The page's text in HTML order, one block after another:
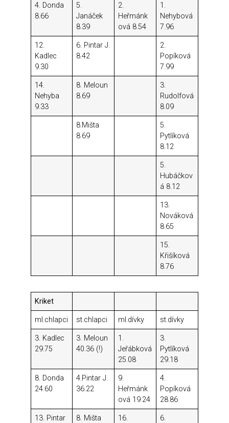
4. Donda
8.66
5.
Janáček
8.39
2.
Heřmánk
ová 8.54
1.
Nehybová
7.96
12.
Kadlec
9.30
6. Pintar J.
8.42
2.
Popíková
7.99
14.
Nehyba
9.33
8. Meloun
8.69
3.
Rudolfová
8.09
8.Mišta
8.69
5.
Pytlíková
8.12
5.
Hubáčkov
á 8.12
13.
Nováková
8.65
15.
Křišíková
8.76
Kriket
ml.chlapci st.chlapci ml.dívky st.dívky
3. Kadlec
29.75
3. Meloun
40.36 (!)
1.
Jeřábková
25.08
3.
Pytlíková
29.18
8. Donda
24.60
4.Pintar J.
36.22
9.
Heřmánk
ová 19.24
4.
Popíková
28.86
13. Pintar
8. Mišta
16.
6.